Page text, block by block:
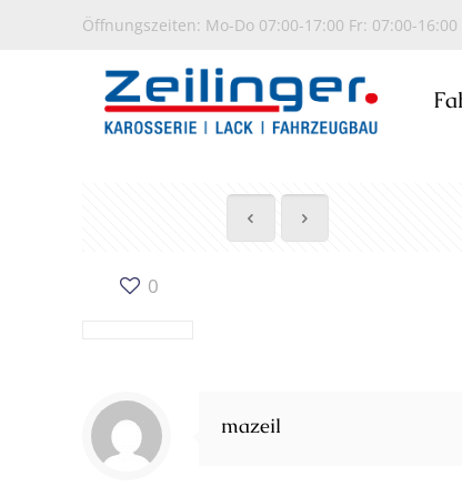
Öffnungszeiten: Mo-Do 07:00-17:00 Fr: 07:00-16:00
0
mazeil